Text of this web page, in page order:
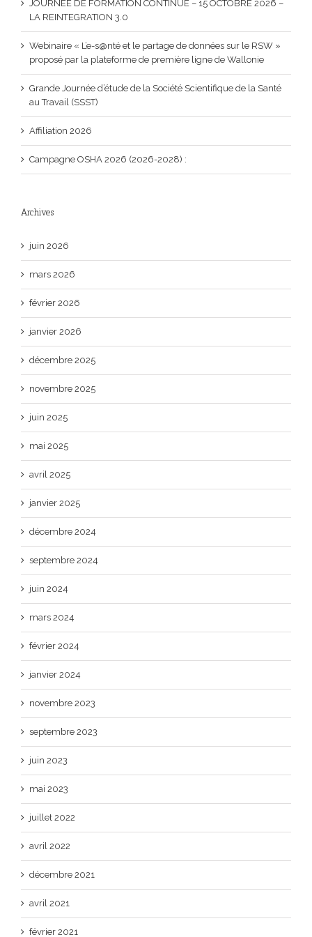
JOURNEE DE FORMATION CONTINUE – 15 OCTOBRE 2026 –
LA REINTEGRATION 3.0
Webinaire « L’e-s@nté et le partage de données sur le RSW »
proposé par la plateforme de première ligne de Wallonie
Grande Journée d’étude de la Société Scientifique de la Santé
au Travail (SSST)
Affiliation 2026
Campagne OSHA 2026 (2026-2028) :
Archives
juin 2026
mars 2026
février 2026
janvier 2026
décembre 2025
novembre 2025
juin 2025
mai 2025
avril 2025
janvier 2025
décembre 2024
septembre 2024
juin 2024
mars 2024
février 2024
janvier 2024
novembre 2023
septembre 2023
juin 2023
mai 2023
juillet 2022
avril 2022
décembre 2021
avril 2021
février 2021